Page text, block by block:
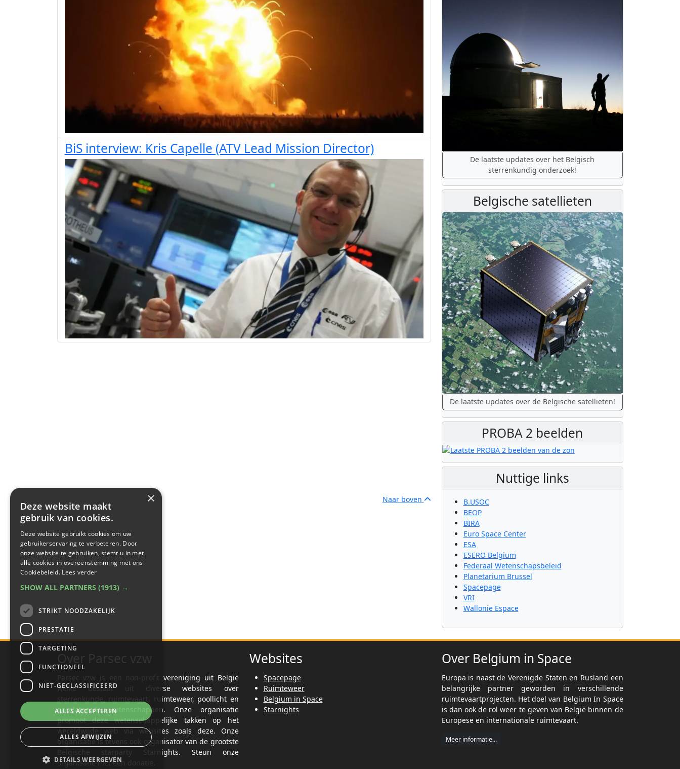
BiS interview: Kris Capelle (ATV Lead Mission Director)
Naar boven
De laatste updates over het Belgisch
sterrenkundig onderzoek!
Belgische satellieten
De laatste updates over de Belgische satellieten!
PROBA 2 beelden
Nuttige links
B.USOC
BEOP
BIRA
Euro Space Center
ESA
ESERO Belgium
Federaal Wetenschapsbeleid
Planetarium Brussel
Spacepage
VRI
Wallonie Espace
Parsec vzw is een non-profit vereniging uit België
welke bestaat uit diverse websites over
sterrenkunde, ruimtevaart, ruimteweer, poollicht en
gerelateerde wetenschappen. Onze organisatie
promoot deze wetenschappelijke takken op het
wereldwijde web via websites zoals deze. Onze
organisatie is tevens ook organisator van de grootste
Belgische starparty Starnights. Steun onze
organisatie met een donatie.
Websites
Spacepage
Ruimteweer
Belgium in Space
Starnights
Over Belgium in Space
Europa is naast de Verenigde Staten en Rusland een
belangrijke partner geworden in verschillende
ruimtevaartprojecten. Het doel van Belgium In Space
is dan ook de rol weer te geven van België binnen de
Europese en internationale ruimtevaart.
Meer informatie...
×
Deze website maakt
gebruik van cookies.
Deze website gebruikt cookies om uw
gebruikerservaring te verbeteren. Door
onze website te gebruiken, stemt u in met
alle cookies in overeenstemming met ons
Cookiebeleid. Lees verder
SHOW ALL PARTNERS (1913) →
STRIKT NOODZAKELIJK
PRESTATIE
TARGETING
FUNCTIONEEL
NIET-GECLASSIFICEERD
ALLES ACCEPTEREN
ALLES AFWIJZEN
DETAILS WEERGEVEN